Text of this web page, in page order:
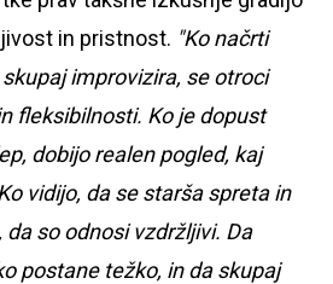
in pristnost. "Ko načrti
improvizira, se otroci
fleksibilnosti. Ko je dopust
dobijo realen pogled, kaj
vidijo, da se starša spreta in
so odnosi vzdržljivi. Da
postane težko, in da skupaj